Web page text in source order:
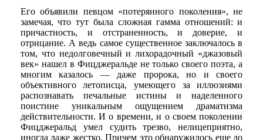
Его объявили певцом «потерянного поколения», не
замечая, что тут была сложная гамма отношений: и
причастность, и отстраненность, и доверие, и
отрицание. А ведь самое существенное заключалось в
том, что недолговечный и лихорадочный «джазовый
век» нашел в Фицджеральде не только своего поэта, а
многим казалось — даже пророка, но и своего
объективного летописца, умеющего за иллюзиями
распознавать печальные истины и наделенного
поистине уникальным ощущением драматизма
действительности. И о времени, и о своем поколении
Фицджеральд умел судить трезво, нелицеприятно,
иногда даже жестко. Причем это обнаружилось еще до